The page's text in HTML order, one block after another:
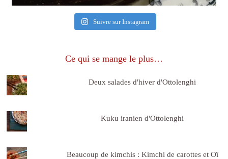
Suivre sur Instagram
Ce qui se mange le plus…
Deux salades d'hiver d'Ottolenghi
Kuku iranien d'Ottolenghi
Beaucoup de kimchis : Kimchi de carottes et Oï